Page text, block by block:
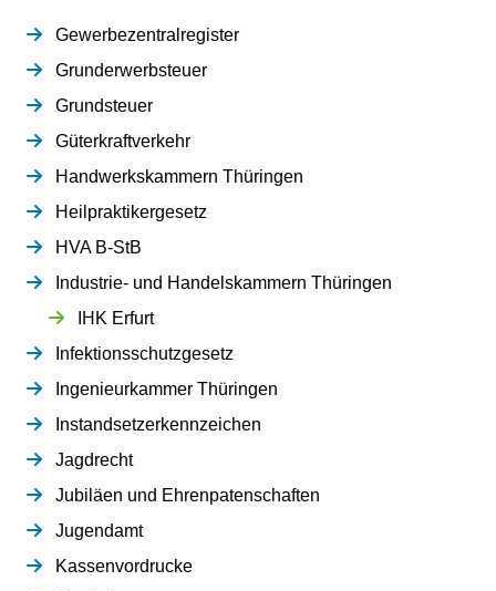
Gewerbezentralregister
Grunderwerbsteuer
Grundsteuer
Güterkraftverkehr
Handwerkskammern Thüringen
Heilpraktikergesetz
HVA B-StB
Industrie- und Handelskammern Thüringen
IHK Erfurt
Infektionsschutzgesetz
Ingenieurkammer Thüringen
Instandsetzerkennzeichen
Jagdrecht
Jubiläen und Ehrenpatenschaften
Jugendamt
Kassenvordrucke